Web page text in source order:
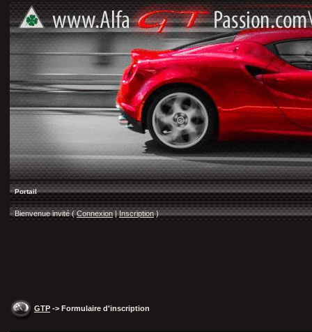
Portail
Bienvenue invité ( Connexion |Inscription)
GTP -> Formulaire d'inscription